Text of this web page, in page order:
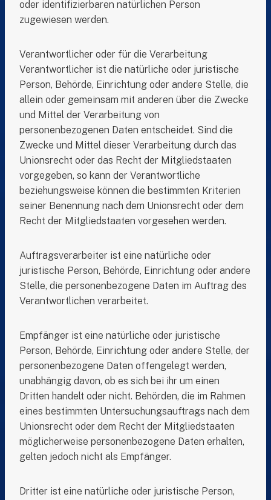
oder identifizierbaren natürlichen Person
zugewiesen werden.
Verantwortlicher oder für die Verarbeitung
Verantwortlicher ist die natürliche oder juristische
Person, Behörde, Einrichtung oder andere Stelle, die
allein oder gemeinsam mit anderen über die Zwecke
und Mittel der Verarbeitung von
personenbezogenen Daten entscheidet. Sind die
Zwecke und Mittel dieser Verarbeitung durch das
Unionsrecht oder das Recht der Mitgliedstaaten
vorgegeben, so kann der Verantwortliche
beziehungsweise können die bestimmten Kriterien
seiner Benennung nach dem Unionsrecht oder dem
Recht der Mitgliedstaaten vorgesehen werden.
Auftragsverarbeiter ist eine natürliche oder
juristische Person, Behörde, Einrichtung oder andere
Stelle, die personenbezogene Daten im Auftrag des
Verantwortlichen verarbeitet.
Empfänger ist eine natürliche oder juristische
Person, Behörde, Einrichtung oder andere Stelle, der
personenbezogene Daten offengelegt werden,
unabhängig davon, ob es sich bei ihr um einen
Dritten handelt oder nicht. Behörden, die im Rahmen
eines bestimmten Untersuchungsauftrags nach dem
Unionsrecht oder dem Recht der Mitgliedstaaten
möglicherweise personenbezogene Daten erhalten,
gelten jedoch nicht als Empfänger.
Dritter ist eine natürliche oder juristische Person,